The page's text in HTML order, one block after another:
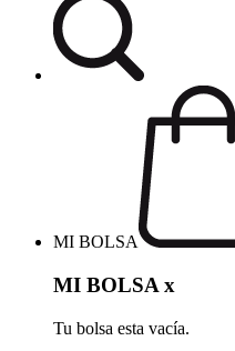
MI BOLSA
MI BOLSA x
Tu bolsa esta vacía.